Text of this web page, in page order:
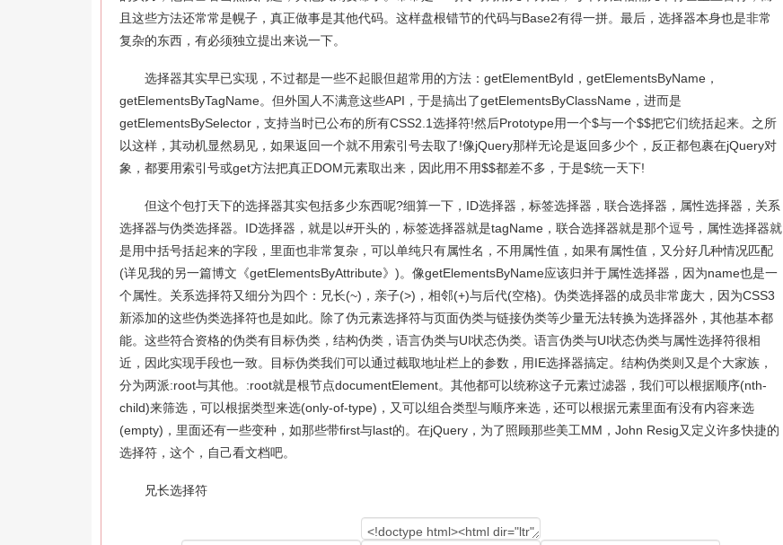
且这些方法还常常是幌子，真正做事是其他代码。这样盘根错节的代码与Base2有得一拼。最后，选择器本身也是非常
复杂的东西，有必须独立提出来说一下。
选择器其实早已实现，不过都是一些不起眼但超常用的方法：getElementById，getElementsByName，
getElementsByTagName。但外国人不满意这些API，于是搞出了getElementsByClassName，进而是
getElementsBySelector，支持当时已公布的所有CSS2.1选择符!然后Prototype用一个$与一个$$把它们统括起来。之所
以这样，其动机显然易见，如果返回一个就不用索引号去取了!像jQuery那样无论是返回多少个，反正都包裹在jQuery对
象，都要用索引号或get方法把真正DOM元素取出来，因此用不用$$都差不多，于是$统一天下!
但这个包打天下的选择器其实包括多少东西呢?细算一下，ID选择器，标签选择器，联合选择器，属性选择器，关系
选择器与伪类选择器。ID选择器，就是以#开头的，标签选择器就是tagName，联合选择器就是那个逗号，属性选择器就
是用中括号括起来的字段，里面也非常复杂，可以单纯只有属性名，不用属性值，如果有属性值，又分好几种情况匹配
(详见我的另一篇博文《getElementsByAttribute》)。像getElementsByName应该归并于属性选择器，因为name也是一
个属性。关系选择符又细分为四个：兄长(~)，亲子(>)，相邻(+)与后代(空格)。伪类选择器的成员非常庞大，因为CSS3
新添加的这些伪类选择符也是如此。除了伪元素选择符与页面伪类与链接伪类等少量无法转换为选择器外，其他基本都
能。这些符合资格的伪类有目标伪类，结构伪类，语言伪类与UI状态伪类。语言伪类与UI状态伪类与属性选择符很相
近，因此实现手段也一致。目标伪类我们可以通过截取地址栏上的参数，用IE选择器搞定。结构伪类则又是个大家族，
分为两派:root与其他。:root就是根节点documentElement。其他都可以统称这子元素过滤器，我们可以根据顺序(nth-
child)来筛选，可以根据类型来选(only-of-type)，又可以组合类型与顺序来选，还可以根据元素里面有没有内容来选
(empty)，里面还有一些变种，如那些带first与last的。在jQuery，为了照顾那些美工MM，John Resig又定义许多快捷的
选择符，这个，自己看文档吧。
兄长选择符